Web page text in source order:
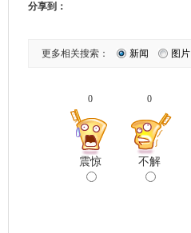
分享到：
更多相关搜索： 新闻 图片
0
震惊
0
不解